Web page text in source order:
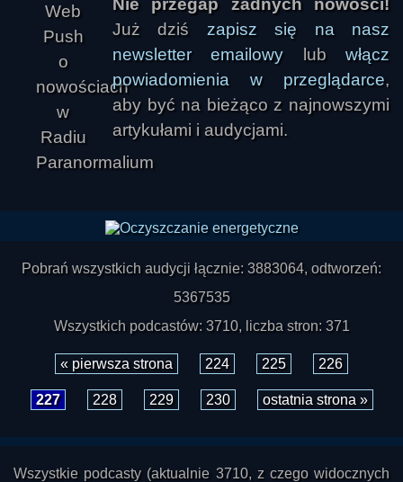
Już dziś zapisz się na nasz
newsletter emailowy lubwłącz
powiadomienia w przeglądarce,
aby być na bieżąco z najnowszymi
artykułami i audycjami.
Pobrań wszystkich audycji łącznie: 3883064, odtworzeń:
5367535
Wszystkich podcastów: 3710, liczba stron: 371
« pierwsza strona 224 225 226
227 228 229 230 ostatnia strona »
Wszystkie podcasty (aktualnie 3710, z czego widocznych